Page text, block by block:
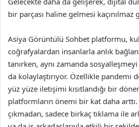
bir parçası haline gelmesi kaçınılmaz
Asiya Görüntülü Sohbet platformu,
coğrafyalardan insanlarla anlık
tanırken, aynı zamanda
da kolaylaştırıyor. Özellikle pandemi
yüz yüze iletişimi kısıtlandığı bir
platformların önemi bir kat daha arttı.
çıkmadan, sadece birkaç tıklama ile